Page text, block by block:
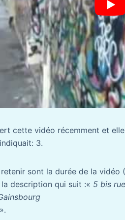
cette vidéo récemment et
3.
sont la durée de la vidéo
la description qui suit :« 5 bis
».